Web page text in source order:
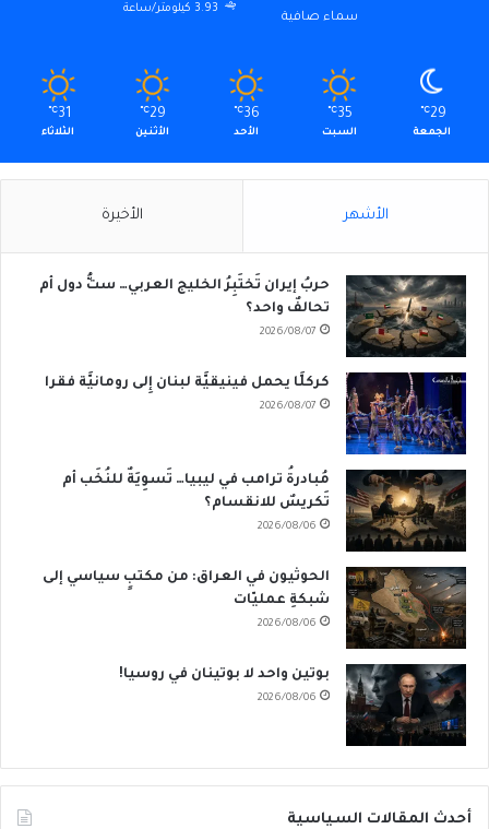
سماء صافية
3.93 كيلومتر/ساعة
29
℃
الجمعة
35
℃
السبت
36
℃
الأحد
29
℃
الأثنين
31
℃
الثلاثاء
الأشهر الأخيرة
حربُ إيران تَختَبِرُ الخليج العربي… ستُّ دول أم
تحالفٌ واحد؟
2026/08/07
كركلَّا يحمل فينيقيَّة لبنان إِلى رومانيَّة فقرا
2026/08/07
مُبادرةُ ترامب في ليبيا… تَسوِيَةٌ للنُخَب أم
تَكريسٌ للانقسام؟
2026/08/06
الحوثيون في العراق: من مكتبٍ سياسي إلى
شبكةِ عمليّات
2026/08/06
بوتين واحد لا بوتينان في روسيا!
2026/08/06
أحدث المقالات السياسية